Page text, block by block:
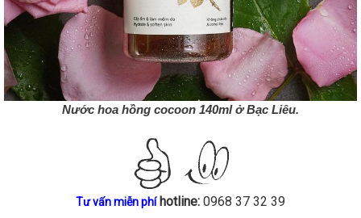
Nước hoa hồng cocoon 140ml ở Bạc Liêu.
Tư vấn miễn phí hotline: 0968 37 32 39